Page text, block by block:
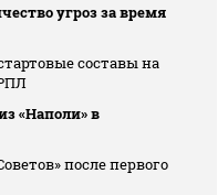
угроз за время
составы на
«Наполи» в
после первого